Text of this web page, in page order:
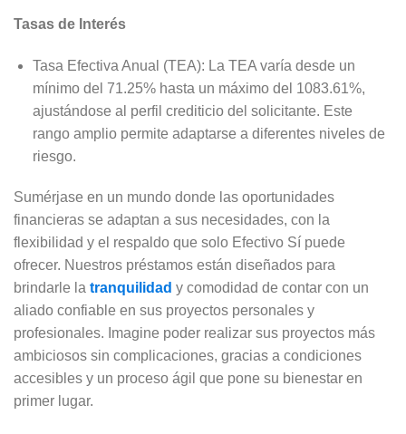
Tasas de Interés
Tasa Efectiva Anual (TEA): La TEA varía desde un
mínimo del 71.25% hasta un máximo del 1083.61%,
ajustándose al perfil crediticio del solicitante. Este
rango amplio permite adaptarse a diferentes niveles de
riesgo.
Sumérjase en un mundo donde las oportunidades
financieras se adaptan a sus necesidades, con la
flexibilidad y el respaldo que solo Efectivo Sí puede
ofrecer. Nuestros préstamos están diseñados para
brindarle la tranquilidad y comodidad de contar con un
aliado confiable en sus proyectos personales y
profesionales. Imagine poder realizar sus proyectos más
ambiciosos sin complicaciones, gracias a condiciones
accesibles y un proceso ágil que pone su bienestar en
primer lugar.